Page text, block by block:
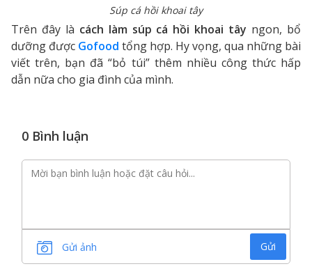
Súp cá hồi khoai tây
Trên đây là cách làm súp cá hồi khoai tây ngon, bổ
dưỡng được Gofood tổng hợp. Hy vọng, qua những bài
viết trên, bạn đã “bỏ túi” thêm nhiều công thức hấp
dẫn nữa cho gia đình của mình.
0 Bình luận
Gửi ảnh Gửi